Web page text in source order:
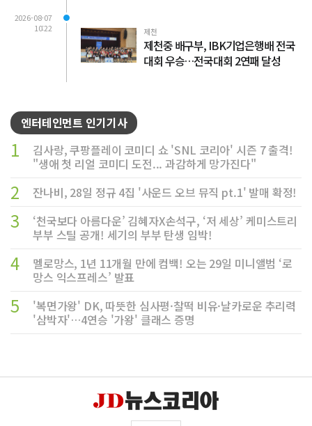
2026-08-07
10:22
제천
제천중 배구부, IBK기업은행배 전국
대회 우승…전국대회 2연패 달성
엔터테인먼트 인기기사
1
김사랑, 쿠팡플레이 코미디 쇼 'SNL 코리아' 시즌 7 출격!
"생애 첫 리얼 코미디 도전... 과감하게 망가진다"
2 잔나비, 28일 정규 4집 '사운드 오브 뮤직 pt.1' 발매 확정!
3
‘천국보다 아름다운’ 김혜자X손석구, ‘저 세상’ 케미스트리
부부 스틸 공개! 세기의 부부 탄생 임박!
4
멜로망스, 1년 11개월 만에 컴백! 오는 29일 미니앨범 ‘로
망스 익스프레스’ 발표
5
'복면가왕' DK, 따뜻한 심사평·찰떡 비유·날카로운 추리력
'삼박자'…4연승 '가왕' 클래스 증명